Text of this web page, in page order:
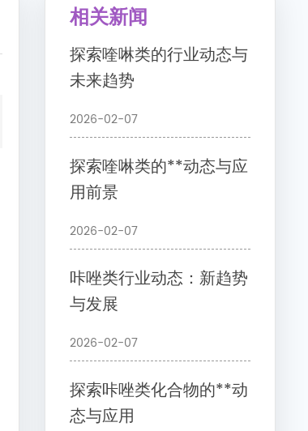
相关新闻
探索喹啉类的行业动态与
未来趋势
2026-02-07
探索喹啉类的**动态与应
用前景
2026-02-07
咔唑类行业动态：新趋势
与发展
2026-02-07
探索咔唑类化合物的**动
态与应用